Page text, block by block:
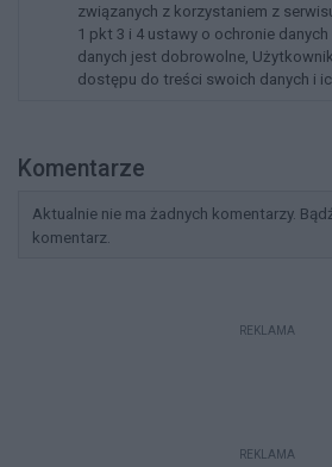
związanych z korzystaniem z
1 pkt 3 i 4 ustawy o ochronie
danych jest dobrowolne,
dostępu do treści swoich danych i
Komentarze
Aktualnie nie ma żadnych komentarzy.
komentarz.
REKLAMA
REKLAMA